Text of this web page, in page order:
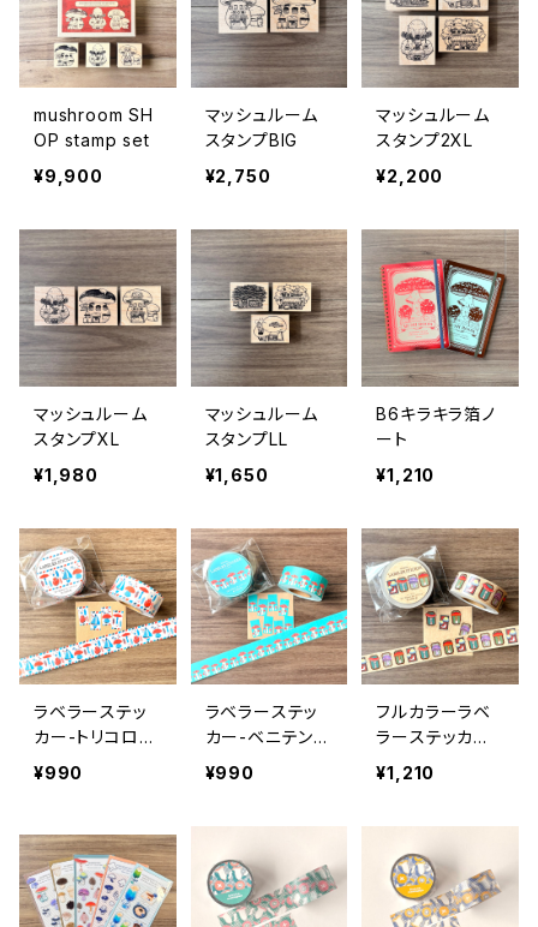
mushroom SH
OP stamp set
¥9,900
マッシュルーム
スタンプBIG
¥2,750
マッシュルーム
スタンプ2XL
¥2,200
マッシュルーム
スタンプXL
¥1,980
マッシュルーム
スタンプLL
¥1,650
B6キラキラ箔ノ
ート
¥1,210
ラベラーステッ
カー-トリコロー
ル
¥990
ラベラーステッ
カー-ベニテング
タケ
¥990
フルカラーラベ
ラーステッカー-
ミュージアム
¥1,210